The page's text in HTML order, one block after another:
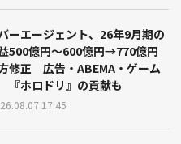
ーエージェント、26年9月期の
500億円～600億円→770億円
修正 広告・ABEMA・ゲーム
ホロドリ』の貢献も
17:45